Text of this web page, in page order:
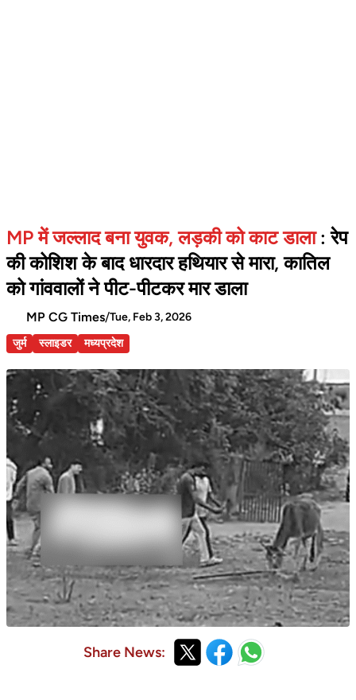
MP में जल्लाद बना युवक, लड़की को काट डाला: रेप
की कोशिश के बाद धारदार हथियार से मारा, कातिल
को गांववालों ने पीट-पीटकर मार डाला
MP CG Times/Tue, Feb 3, 2026
जुर्म
स्लाइडर मध्यप्रदेश
Share News: